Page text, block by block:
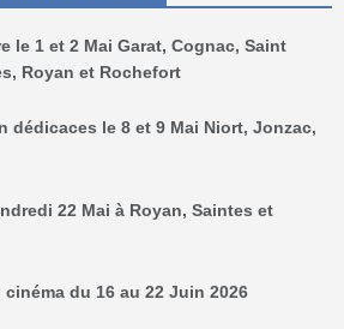
le 1 et 2 Mai Garat, Cognac, Saint
Royan et Rochefort
dédicaces le 8 et 9 Mai Niort, Jonzac,
22 Mai à Royan, Saintes et
du 16 au 22 Juin 2026